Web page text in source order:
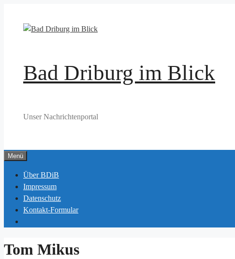
springen
Bad Driburg im Blick
Unser Nachrichtenportal
Menü
Über BDiB
Impressum
Datenschutz
Kontakt-Formular
Tom Mikus